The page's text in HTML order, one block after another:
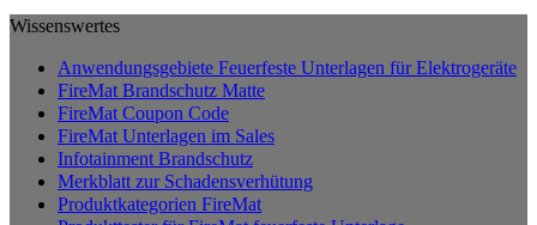
Wissenswertes
Anwendungsgebiete Feuerfeste Unterlagen für Elektrogeräte
FireMat Brandschutz Matte
FireMat Coupon Code
FireMat Unterlagen im Sales
Infotainment Brandschutz
Merkblatt zur Schadensverhütung
Produktkategorien FireMat